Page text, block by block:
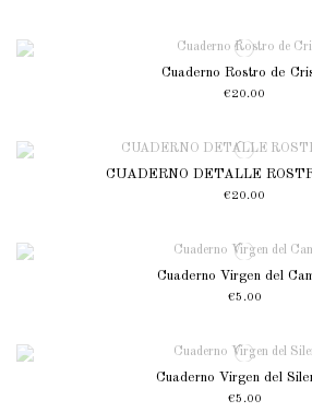
Cuaderno Rostro de
€20.00
CUADERNO DETALLE
€20.00
Cuaderno Virgen del
€5.00
Cuaderno Virgen del
€5.00